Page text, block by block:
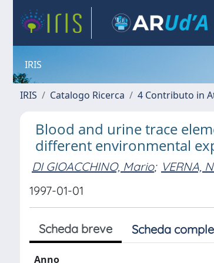
IRIS
IRIS Catalogo Ricerca 4 Contributo in
Blood and urine trace
different environmental
DI GIOACCHINO, Mario; VERNA,
1997-01-01
Scheda breve Scheda
Anno